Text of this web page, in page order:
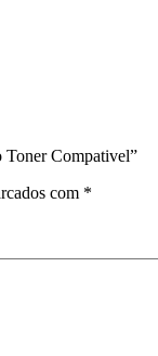
Toner Compativel”
com *